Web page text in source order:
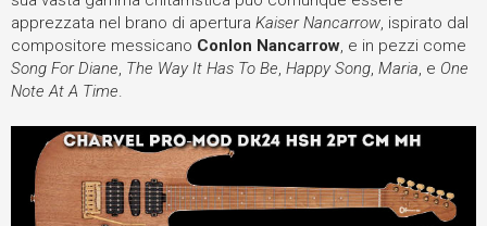
apprezzata nel brano di apertura Kaiser Nancarrow, ispirato dal
compositore messicano Conlon Nancarrow, e in pezzi come
Song For Diane, The Way It Has To Be, Happy Song, Maria, e One
Note At A Time.